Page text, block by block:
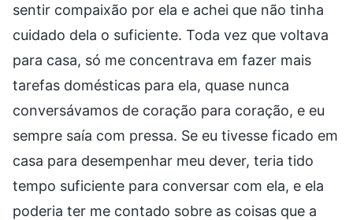
sentir compaixão por ela e achei que não tinha
cuidado dela o suficiente. Toda vez que voltava
para casa, só me concentrava em fazer mais
tarefas domésticas para ela, quase nunca
conversávamos de coração para coração, e eu
sempre saía com pressa. Se eu tivesse ficado em
casa para desempenhar meu dever, teria tido
tempo suficiente para conversar com ela, e ela
poderia ter me contado sobre as coisas que a